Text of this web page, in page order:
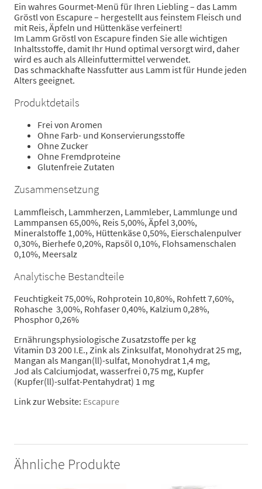
Ein wahres Gourmet-Menü für Ihren Liebling – das Lamm
Gröstl von Escapure – hergestellt aus feinstem Fleisch und
mit Reis, Äpfeln und Hüttenkäse verfeinert!
Im Lamm Gröstl von Escapure finden Sie alle wichtigen
Inhaltsstoffe, damit Ihr Hund optimal versorgt wird, daher
wird es auch als Alleinfuttermittel verwendet.
Das schmackhafte Nassfutter aus Lamm ist für Hunde jeden
Alters geeignet.
Produktdetails
Frei von Aromen
Ohne Farb- und Konservierungsstoffe
Ohne Zucker
Ohne Fremdproteine
Glutenfreie Zutaten
Zusammensetzung
Lammfleisch, Lammherzen, Lammleber, Lammlunge und
Lammpansen 65,00%, Reis 5,00%, Äpfel 3,00%,
Mineralstoffe 1,00%, Hüttenkäse 0,50%, Eierschalenpulver
0,30%, Bierhefe 0,20%, Rapsöl 0,10%, Flohsamenschalen
0,10%, Meersalz
Analytische Bestandteile
Feuchtigkeit 75,00%, Rohprotein 10,80%, Rohfett 7,60%,
Rohasche 3,00%, Rohfaser 0,40%, Kalzium 0,28%,
Phosphor 0,26%
Ernährungsphysiologische Zusatzstoffe per kg
Vitamin D3 200 I.E., Zink als Zinksulfat, Monohydrat 25 mg,
Mangan als Mangan(ll)-sulfat, Monohydrat 1,4 mg,
Jod als Calciumjodat, wasserfrei 0,75 mg, Kupfer
(Kupfer(ll)-sulfat-Pentahydrat) 1 mg
Link zur Website: Escapure
Ähnliche Produkte